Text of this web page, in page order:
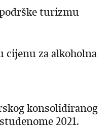
turizmu
za alkoholna
konsolidiranog
2021.